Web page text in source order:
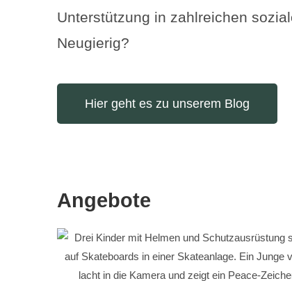
Unterstützung in zahlreichen
Neugierig?
Hier geht es zu unserem Blog
Angebote